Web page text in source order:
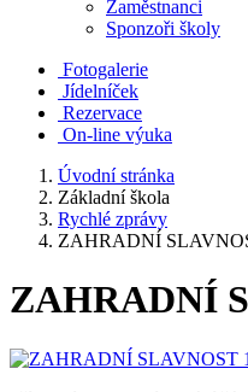
Zaměstnanci
Sponzoři školy
Fotogalerie
Jídelníček
Rezervace
On-line výuka
Úvodní stránka
Základní škola
Rychlé zprávy
ZAHRADNÍ
ZAHRADNÍ